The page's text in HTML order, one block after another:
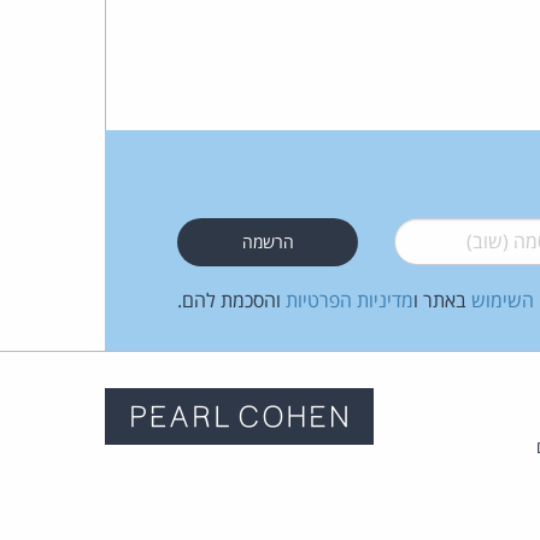
(שוב)*
השימוש באתר ומדיניות הפרטיות והסכמת להם.